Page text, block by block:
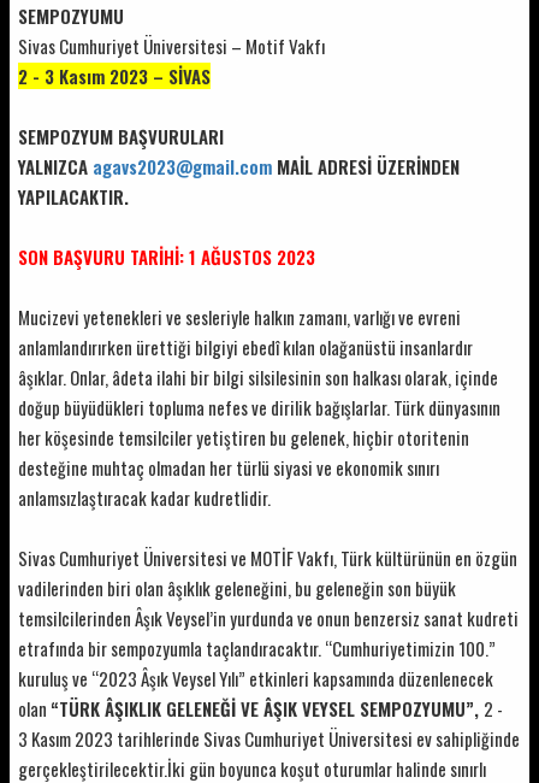
SEMPOZYUMU
Sivas Cumhuriyet Üniversitesi – Motif Vakfı
2 - 3 Kasım 2023 – SİVAS
SEMPOZYUM BAŞVURULARI
YALNIZCA agavs2023@gmail.com MAİL ADRESİ ÜZERİNDEN
YAPILACAKTIR.
SON BAŞVURU TARİHİ: 1 AĞUSTOS 2023
Mucizevi yetenekleri ve sesleriyle halkın zamanı, varlığı ve evreni
anlamlandırırken ürettiği bilgiyi ebedî kılan olağanüstü insanlardır
âşıklar. Onlar, âdeta ilahi bir bilgi silsilesinin son halkası olarak, içinde
doğup büyüdükleri topluma nefes ve dirilik bağışlarlar. Türk dünyasının
her köşesinde temsilciler yetiştiren bu gelenek, hiçbir otoritenin
desteğine muhtaç olmadan her türlü siyasi ve ekonomik sınırı
anlamsızlaştıracak kadar kudretlidir.
Sivas Cumhuriyet Üniversitesi ve MOTİF Vakfı, Türk kültürünün en özgün
vadilerinden biri olan âşıklık geleneğini, bu geleneğin son büyük
temsilcilerinden Âşık Veysel’in yurdunda ve onun benzersiz sanat kudreti
etrafında bir sempozyumla taçlandıracaktır. “Cumhuriyetimizin 100.”
kuruluş ve “2023 Âşık Veysel Yılı” etkinleri kapsamında düzenlenecek
olan “TÜRK ÂŞIKLIK GELENEĞİ VE ÂŞIK VEYSEL SEMPOZYUMU”, 2 -
3 Kasım 2023 tarihlerinde Sivas Cumhuriyet Üniversitesi ev sahipliğinde
gerçekleştirilecektir.İki gün boyunca koşut oturumlar halinde sınırlı